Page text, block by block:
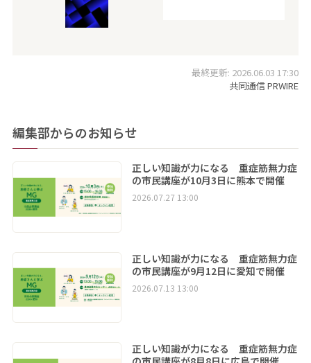
最終更新: 2026.06.03 17:30
共同通信 PRWIRE
編集部からのお知らせ
正しい知識が力になる 重症筋無力症
の市民講座が10月3日に熊本で開催
2026.07.27 13:00
正しい知識が力になる 重症筋無力症
の市民講座が9月12日に愛知で開催
2026.07.13 13:00
正しい知識が力になる 重症筋無力症